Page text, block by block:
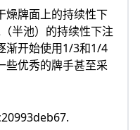
牌面上的持续性下
半池）的持续性下注
渐开始使用1/3和1/4
些优秀的牌手甚至采